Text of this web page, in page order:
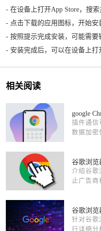
- 在设备上打开App Store，搜
- 点击下载的应用图标，开始安
- 按照提示完成安装，可能需要
- 安装完成后，可以在设备上打
相关阅读
google
插件通信
数据加密
谷歌浏览
介绍谷歌
止广告
谷歌浏览
针对谷歌
行详细分